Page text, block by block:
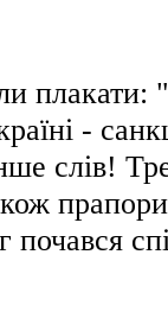
плакати:
-
слів!
почався